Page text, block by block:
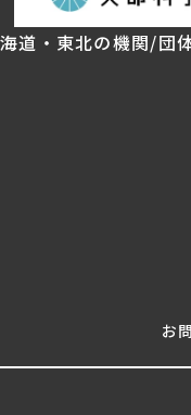
道・東北の機関/団
お